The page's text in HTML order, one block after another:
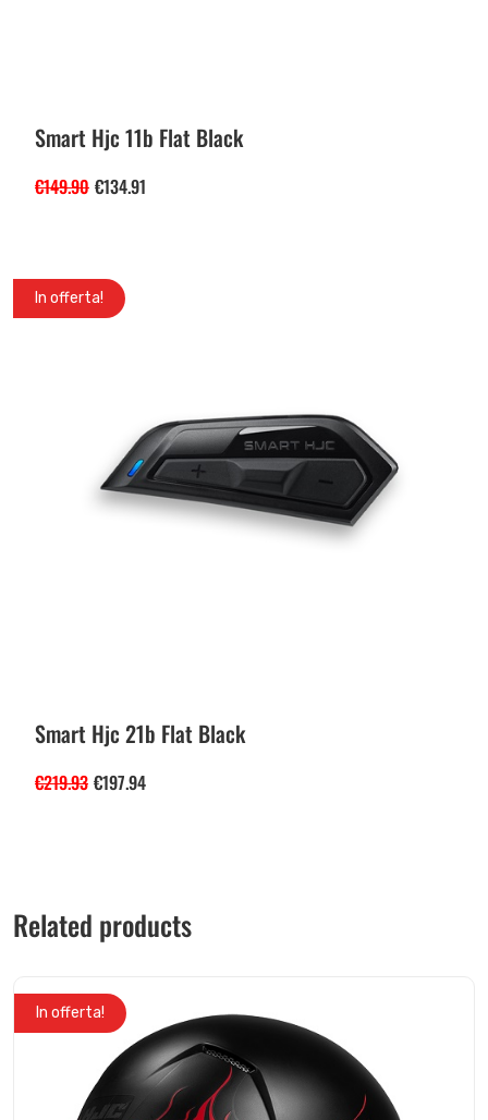
Smart Hjc 11b Flat Black
€149.90 €134.91
In offerta!
Smart Hjc 21b Flat Black
€219.93 €197.94
Related products
In offerta!